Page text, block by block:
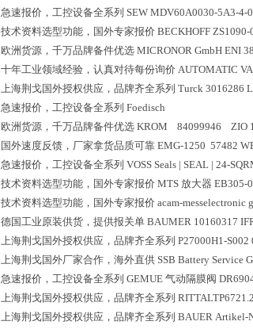
急速报价，工控设备全系列 SEW MDV60A0030-5A3-4-
技术资料选型功能，国外专家报价 BECKHOFF ZS1090-
欧洲货源，千万品牌备件优选 MICRONOR GmbH ENI
十年工业领域经验，认真对待每份询价 AUTOMATIC
上海荆戈国外授权供应，品牌齐全系列 Turck 3016286
急速报价，工控设备全系列 Foedisch
欧洲货源，千万品牌备件优选 KROM 84099946 ZIO
国外速度反馈，厂家拿货品质可靠 EMG-1250 57482
急速报价，工控设备全系列 VOSS Seals | SEAL | 24-
技术资料选型功能，国外专家报价 MTS 放大器 EB305-
技术资料选型功能，国外专家报价 acam-messelectronic
德国工业原装供货，提供报关单 BAUMER 10160317
上海荆戈国外授权供应，品牌齐全系列 P27000H1-
上海荆戈国外厂家合作，海外直供 SSB Battery Service
急速报价，工控设备全系列 GEMUE 气动隔膜阀
上海荆戈国外授权供应，品牌齐全系列
上海荆戈国外授权供应，品牌齐全系列 BAUER Artikel-